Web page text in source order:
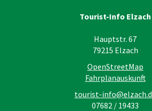
Tourist-Info Elzach
Hauptstr. 67
79215 Elzach
OpenStreetMap
Fahrplanauskunft
tourist-
07682 / 19433